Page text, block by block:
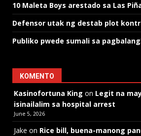
10 Maleta Boys arestado sa Las
Defensor utak ng destab plot
Publiko pwede sumali sa
KOMENTO
Kasinofortuna King on Legit na
isinailalim sa hospital arrest
June 5, 2026
Jake on Rice bill, buena-manong